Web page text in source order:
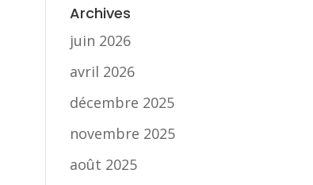
Archives
juin 2026
avril 2026
décembre 2025
novembre 2025
août 2025